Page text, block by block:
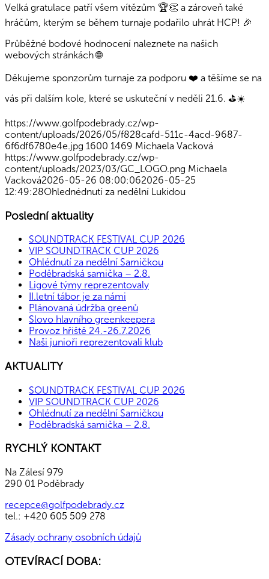
Velká gratulace patří všem vítězům 🏆👏 a zároveň také
hráčům, kterým se během turnaje podařilo uhrát HCP! 🎉
Průběžné bodové hodnocení naleznete na našich
webových stránkách 🌐
Děkujeme sponzorům turnaje za podporu ❤️ a těšíme se na
vás při dalším kole, které se uskuteční v neděli 21.6. ⛳☀️
https://www.golfpodebrady.cz/wp-
content/uploads/2026/05/f828cafd-511c-4acd-9687-
6f6df6780e4e.jpg 1600 1469 Michaela Vacková
https://www.golfpodebrady.cz/wp-
content/uploads/2023/03/GC_LOGO.png Michaela
Vacková2026-05-26 08:00:062026-05-25
12:49:28Ohlednédnutí za nedělní Lukidou
Poslední aktuality
SOUNDTRACK FESTIVAL CUP 2026
VIP SOUNDTRACK CUP 2026
Ohlédnutí za nedělní Samičkou
Poděbradská samička – 2.8.
Ligové týmy reprezentovaly
II.letní tábor je za námi
Plánovaná údržba greenů
Slovo hlavního greenkeepera
Provoz hřiště 24.-26.7.2026
Naši junioři reprezentovali klub
AKTUALITY
SOUNDTRACK FESTIVAL CUP 2026
VIP SOUNDTRACK CUP 2026
Ohlédnutí za nedělní Samičkou
Poděbradská samička – 2.8.
RYCHLÝ KONTAKT
Na Zálesí 979
290 01 Poděbrady
recepce@golfpodebrady.cz
tel.: +420 605 509 278
Zásady ochrany osobních údajů
OTEVÍRACÍ DOBA: